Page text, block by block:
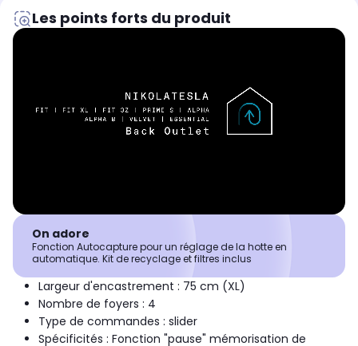
Les points forts du produit
On adore
Fonction Autocapture pour un réglage de la hotte en
automatique. Kit de recyclage et filtres inclus
Largeur d'encastrement : 75 cm (XL)
Nombre de foyers : 4
Type de commandes : slider
Spécificités : Fonction "pause" mémorisation de